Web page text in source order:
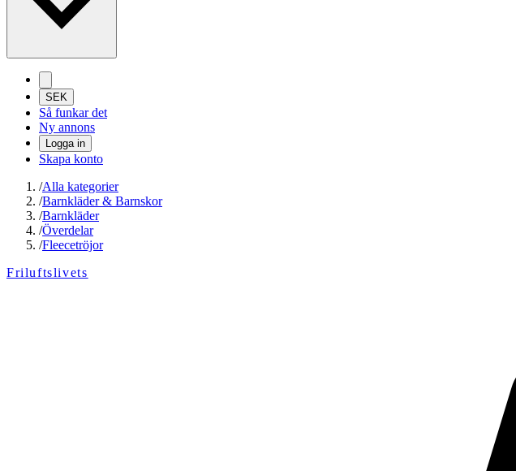
SEK
Så funkar det
Ny annons
Logga in
Skapa konto
/Alla kategorier
/Barnkläder & Barnskor
/Barnkläder
/Överdelar
/Fleecetröjor
Friluftslivets